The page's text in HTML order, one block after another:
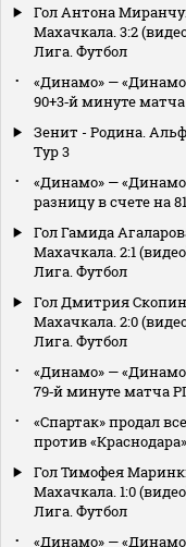
Гол Антона
Махачкала. 3:2
Лига. Футбол
«Динамо» —
90+3‑й минуте
Зенит - Родина.
Тур 3
«Динамо» —
разницу в счете на
Гол Гамида
Махачкала. 2:1
Лига. Футбол
Гол Дмитрия
Махачкала. 2:0
Лига. Футбол
«Динамо» —
79‑й минуте матча
«Спартак» продал
против «Краснодара»
Гол Тимофея
Махачкала. 1:0
Лига. Футбол
«Динамо» —